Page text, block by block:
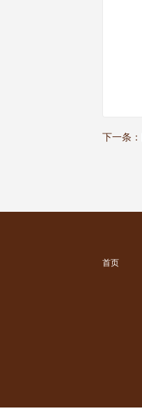
下一条：
首页